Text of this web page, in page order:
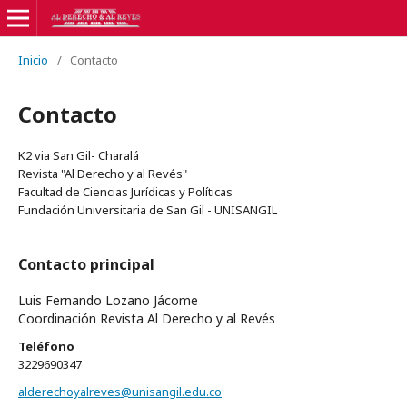
Inicio / Contacto
Contacto
K2 via San Gil- Charalá
Revista "Al Derecho y al Revés"
Facultad de Ciencias Jurídicas y Políticas
Fundación Universitaria de San Gil - UNISANGIL
Contacto principal
Luis Fernando Lozano Jácome
Coordinación Revista Al Derecho y al Revés
Teléfono
3229690347
alderechoyalreves@unisangil.edu.co